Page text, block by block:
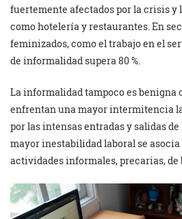
fuertemente afectados por la crisis y
como hotelería y restaurantes. En
feminizados, como el trabajo en el
de informalidad supera 80 %.
La informalidad tampoco es benigna
enfrentan una mayor intermitencia
por las intensas entradas y salidas
mayor inestabilidad laboral se
actividades informales, precarias,